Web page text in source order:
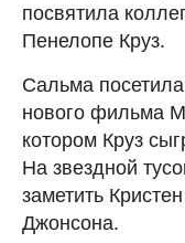
посвятила
Пенелопе Круз.
Сальма
нового фильма
котором Круз
На звездной
заметить
Джонсона.